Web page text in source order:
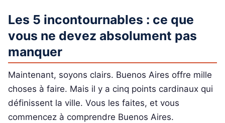
Les 5 incontournables : ce que
vous ne devez absolument pas
manquer
Maintenant, soyons clairs. Buenos Aires offre mille
choses à faire. Mais il y a cinq points cardinaux qui
définissent la ville. Vous les faites, et vous
commencez à comprendre Buenos Aires.